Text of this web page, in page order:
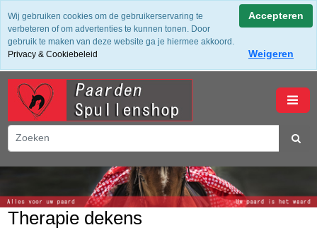
✔ Groot assortiment ✔ De beste merken ✔ Gratis verzending
vanaf 50,- (NL) ✔ Achteraf Betalen ✔ 14 dagen bedenktijd
winkelwagen
Therapie dekens
Wij gebruiken cookies om de gebruikerservaring te
verbeteren of om advertenties te kunnen tonen. Door
gebruik te maken van deze website ga je hiermee akkoord.
Privacy & Cookiebeleid
Accepteren
Weigeren